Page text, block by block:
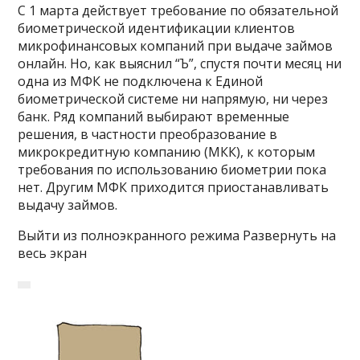
С 1 марта действует требование по обязательной
биометрической идентификации клиентов
микрофинансовых компаний при выдаче займов
онлайн. Но, как выяснил “Ъ”, спустя почти месяц ни
одна из МФК не подключена к Единой
биометрической системе ни напрямую, ни через
банк. Ряд компаний выбирают временные
решения, в частности преобразование в
микрокредитную компанию (МКК), к которым
требования по использованию биометрии пока
нет. Другим МФК приходится приостанавливать
выдачу займов.
Выйти из полноэкранного режима Развернуть на
весь экран